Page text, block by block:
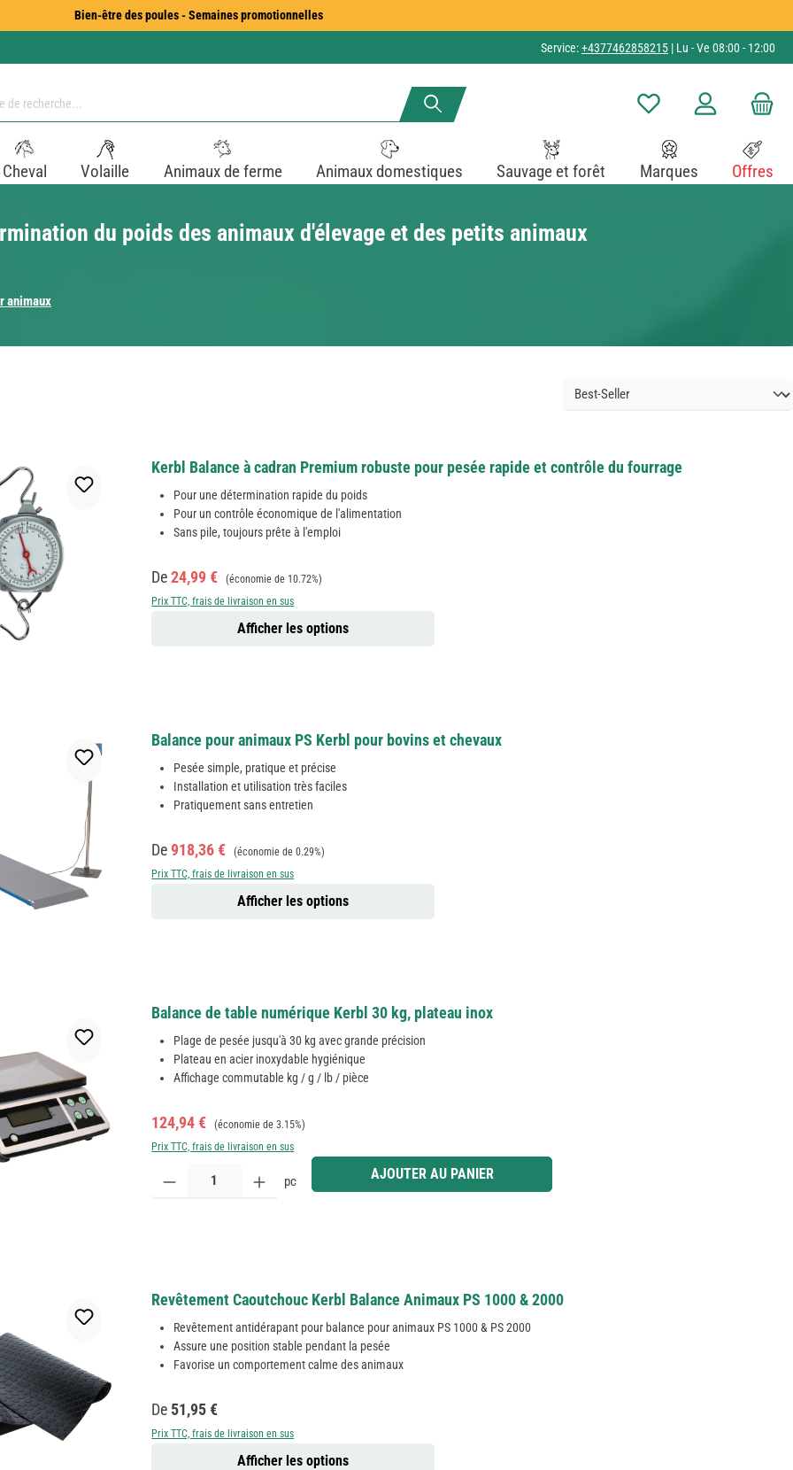
Bien-être des poules - Semaines promotionnelles
Service:+4377462858215 | Lu - Ve 08:00 - 12:00
Vous avez 0 articles dans
Cheval Volaille Animaux de ferme Animaux domestiques Sauvage et forêt Marques Offres
du poids des animaux d'élevage et des petits animaux
animaux
Kerbl Balance à cadran Premium robuste pour pesée rapide et contrôle du fourrage
Pour une détermination rapide du poids
Pour un contrôle économique de l'alimentation
Sans pile, toujours prête à l'emploi
Prix de vente :
De24,99 € Prix régulier :
(économie de 10.72%)
Prix TTC, frais de livraison en sus
Afficher les options
Balance pour animaux PS Kerbl pour bovins et chevaux
Pesée simple, pratique et précise
Installation et utilisation très faciles
Pratiquement sans entretien
Prix de vente :
De918,36 € Prix régulier :
(économie de 0.29%)
Prix TTC, frais de livraison en sus
Afficher les options
Balance de table numérique Kerbl 30 kg, plateau inox
Plage de pesée jusqu'à 30 kg avec grande précision
Plateau en acier inoxydable hygiénique
Affichage commutable kg / g / lb / pièce
Prix de vente :
124,94 € Prix régulier :
(économie de 3.15%)
Prix TTC, frais de livraison en sus
Quantité de produit : Entrez la quantité souhaitée ou utilisez les boutons pour augmenter ou diminuer la quantité.
pc AJOUTER AU PANIER
Revêtement Caoutchouc Kerbl Balance Animaux PS 1000 & 2000
Revêtement antidérapant pour balance pour animaux PS 1000 & PS 2000
Assure une position stable pendant la pesée
Favorise un comportement calme des animaux
Prix régulier :
De 51,95 €
Prix TTC, frais de livraison en sus
Afficher les options